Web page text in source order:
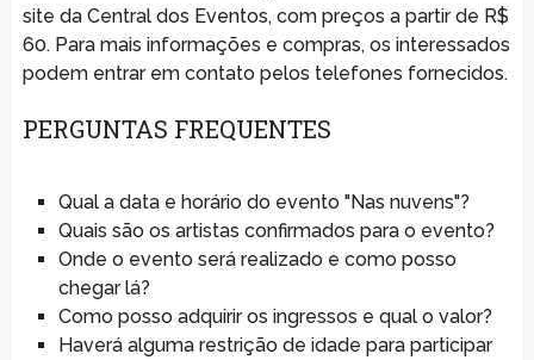
site da Central dos Eventos, com preços a partir de R$
60. Para mais informações e compras, os interessados
podem entrar em contato pelos telefones fornecidos.
PERGUNTAS FREQUENTES
Qual a data e horário do evento "Nas nuvens"?
Quais são os artistas confirmados para o evento?
Onde o evento será realizado e como posso
chegar lá?
Como posso adquirir os ingressos e qual o valor?
Haverá alguma restrição de idade para participar